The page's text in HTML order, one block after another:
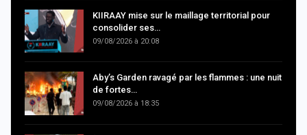
KIIRAAY mise sur le maillage territorial pour
consolider ses…
09/08/2026 à 20:08
Aby’s Garden ravagé par les flammes : une nuit
de fortes…
09/08/2026 à 18:35